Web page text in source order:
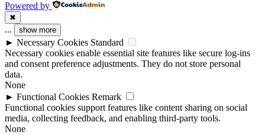
Powered by
✖
... show more
► Necessary Cookies Standard
Necessary cookies enable essential site features like secure log-ins
and consent preference adjustments. They do not store personal
data.
None
► Functional Cookies Remark
Functional cookies support features like content sharing on social
media, collecting feedback, and enabling third-party tools.
None